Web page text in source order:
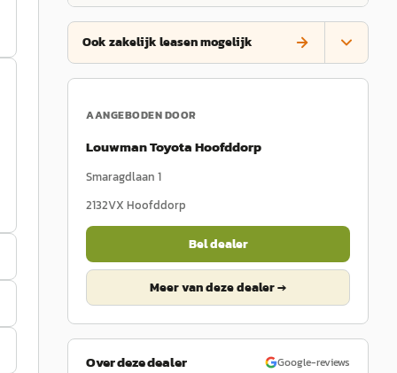
Ook zakelijk leasen mogelijk
AANGEBODEN DOOR
Louwman Toyota Hoofddorp
Smaragdlaan 1
2132VX Hoofddorp
Bel dealer
Meer van deze dealer →
Over deze dealer Google-reviews